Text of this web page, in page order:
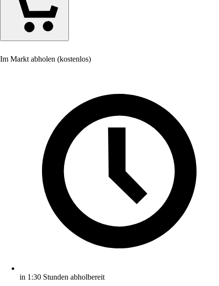
Im Markt abholen (kostenlos)
in 1:30 Stunden abholbereit